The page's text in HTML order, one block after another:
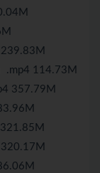
.mp4 114.73M
357.79M